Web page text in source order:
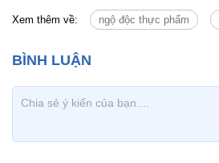
Xem thêm về: ngộ độc thực phẩm